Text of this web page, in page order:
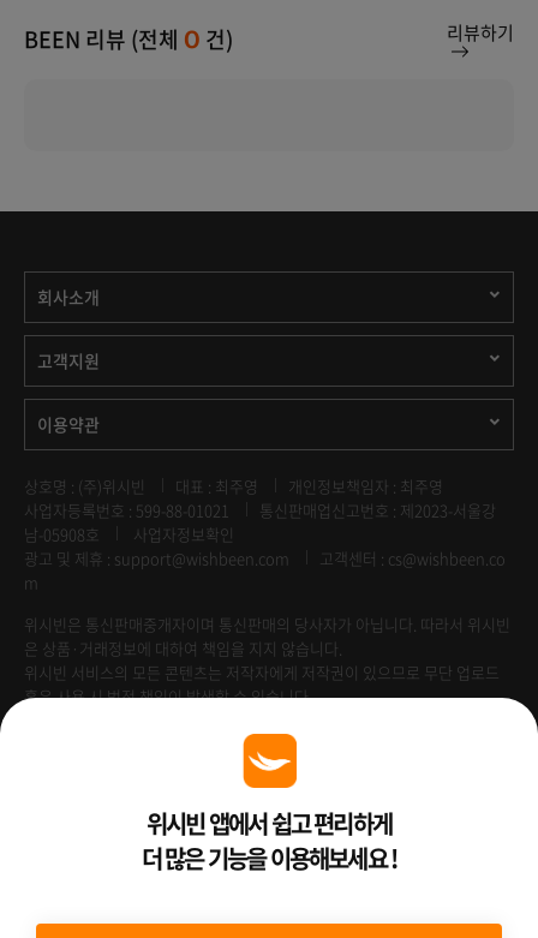
BEEN 리뷰 (전체 0 건) 리뷰하기
회사소개
고객지원
이용약관
상호명 : (주)위시빈 대표 : 최주영
개인정보책임자 : 최주영
사업자등록번호 : 599-88-01021
통신판매업신고번호 : 제2023-서울강
남-05908호
사업자정보확인
광고 및 제휴 : support@wishbeen.com
고객센터 : cs@wishbeen.co
m
위시빈은 통신판매중개자이며 통신판매의 당사자가 아닙니다. 따라서 위시빈
은 상품·거래정보에 대하여 책임을 지지 않습니다.
위시빈 서비스의 모든 콘텐츠는 저작자에게 저작권이 있으므로 무단 업로드
혹은 사용 시 법적 책임이 발생할 수 있습니다.
Venture Enterprise위시빈 앱에서 쉽고 편리하게
더 많은 기능을 이용해보세요 !